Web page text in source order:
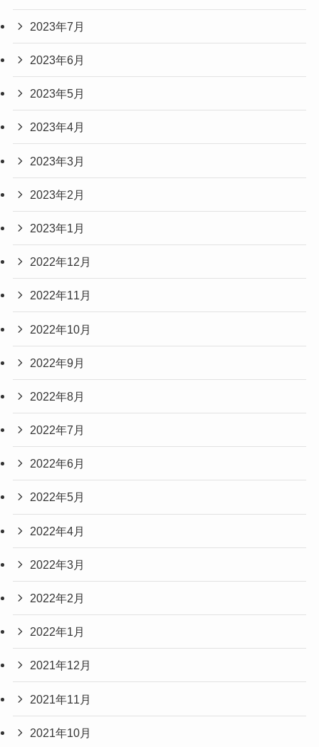
2023年7月
2023年6月
2023年5月
2023年4月
2023年3月
2023年2月
2023年1月
2022年12月
2022年11月
2022年10月
2022年9月
2022年8月
2022年7月
2022年6月
2022年5月
2022年4月
2022年3月
2022年2月
2022年1月
2021年12月
2021年11月
2021年10月